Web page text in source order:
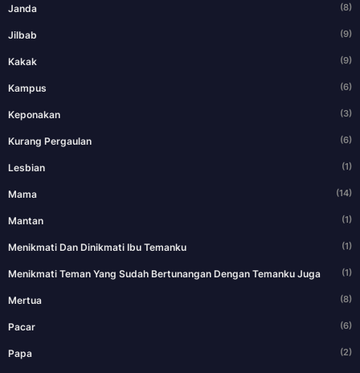
Janda (8)
Jilbab (9)
Kakak (9)
Kampus (6)
Keponakan (3)
Kurang Pergaulan (6)
Lesbian (1)
Mama (14)
Mantan (1)
Menikmati Dan Dinikmati Ibu Temanku (1)
Menikmati Teman Yang Sudah Bertunangan Dengan Temanku Juga (1)
Mertua (8)
Pacar (6)
Papa (2)